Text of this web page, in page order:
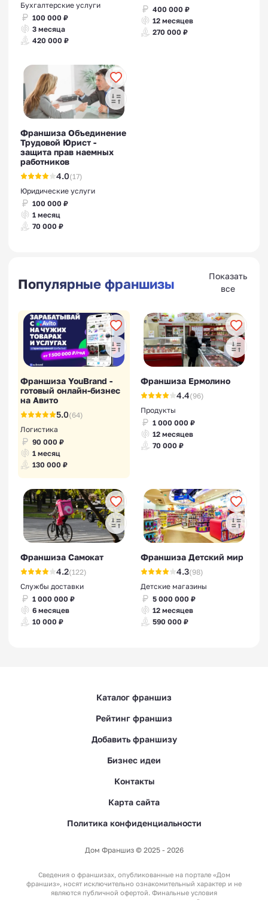
Бухгалтерские услуги
100 000 ₽
3 месяца
420 000 ₽
400 000 ₽
12 месяцев
270 000 ₽
Франшиза Объединение
Трудовой Юрист -
защита прав наемных
работников
4.0(17)
Юридические услуги
100 000 ₽
1 месяц
70 000 ₽
Популярные франшизы
Показать
все
Франшиза YouBrand -
готовый онлайн-бизнес
на Авито
5.0(64)
Логистика
90 000 ₽
1 месяц
130 000 ₽
Франшиза Ермолино
4.4(96)
Продукты
1 000 000 ₽
12 месяцев
70 000 ₽
Франшиза Самокат
4.2(122)
Службы доставки
1 000 000 ₽
6 месяцев
10 000 ₽
Франшиза Детский мир
4.3(98)
Детские магазины
5 000 000 ₽
12 месяцев
590 000 ₽
Каталог франшиз
Рейтинг франшиз
Добавить франшизу
Бизнес идеи
Контакты
Карта сайта
Политика конфиденциальности
Дом Франшиз © 2025 - 2026